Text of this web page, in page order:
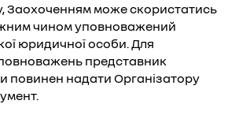
Заохоченням може скористатись
чином уповноважений
юридичної особи. Для
представник
повинен надати Організатору